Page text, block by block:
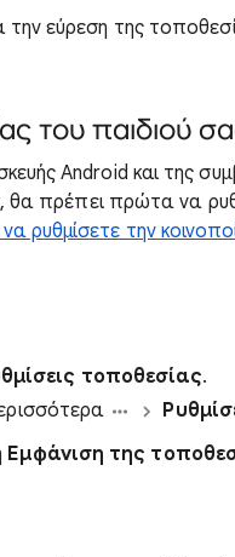
την εύρεση της
του παιδιού
Android και της
θα πρέπει πρώτα να
ρυθμίσετε την
τοποθεσίας.
Εμφάνιση της